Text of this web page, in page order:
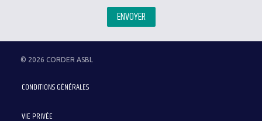
ENVOYER
© 2026 CORDER ASBL
Menu
PiedCONDITIONS GÉNÉRALES
VIE PRIVÉE